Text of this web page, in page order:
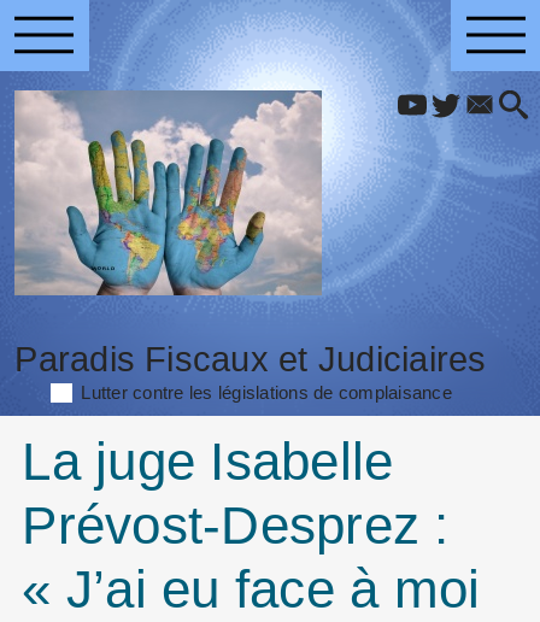
Paradis Fiscaux et Judiciaires
Lutter contre les législations de complaisance
La juge Isabelle
Prévost-Desprez :
« J’ai eu face à moi